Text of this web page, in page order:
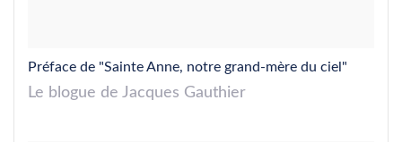
Préface de "Sainte Anne, notre grand-mère du ciel"
Le blogue de Jacques Gauthier